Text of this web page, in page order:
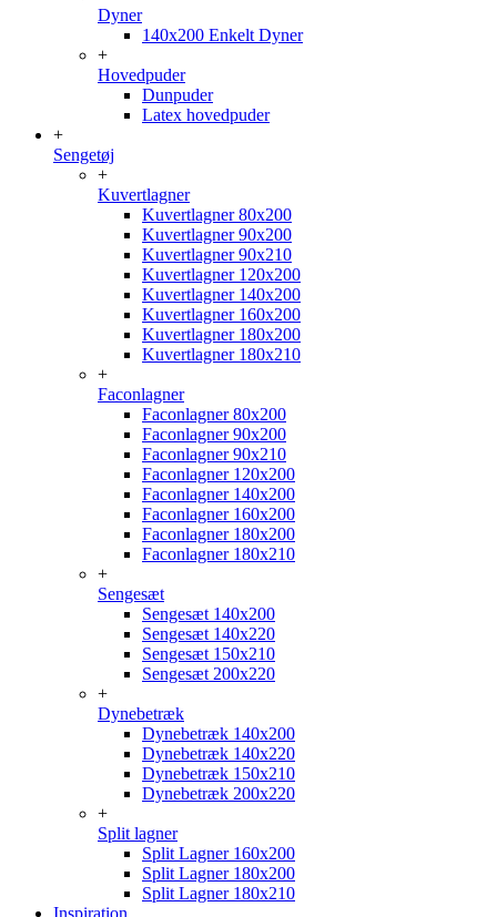
Dyner
140x200 Enkelt Dyner
+
Hovedpuder
Dunpuder
Latex hovedpuder
+
Sengetøj
+
Kuvertlagner
Kuvertlagner 80x200
Kuvertlagner 90x200
Kuvertlagner 90x210
Kuvertlagner 120x200
Kuvertlagner 140x200
Kuvertlagner 160x200
Kuvertlagner 180x200
Kuvertlagner 180x210
+
Faconlagner
Faconlagner 80x200
Faconlagner 90x200
Faconlagner 90x210
Faconlagner 120x200
Faconlagner 140x200
Faconlagner 160x200
Faconlagner 180x200
Faconlagner 180x210
+
Sengesæt
Sengesæt 140x200
Sengesæt 140x220
Sengesæt 150x210
Sengesæt 200x220
+
Dynebetræk
Dynebetræk 140x200
Dynebetræk 140x220
Dynebetræk 150x210
Dynebetræk 200x220
+
Split lagner
Split Lagner 160x200
Split Lagner 180x200
Split Lagner 180x210
Inspiration